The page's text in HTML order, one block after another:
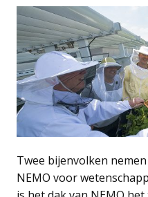
Twee bijenvolken
NEMO voor